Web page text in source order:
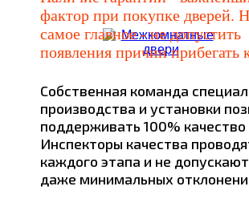
фактор при покупке дверей.
самое главное - не допустить
появления причин прибегать
Собственная команда
производства и установки
поддерживать 100%
Инспекторы качества
каждого этапа и не
даже минимальных